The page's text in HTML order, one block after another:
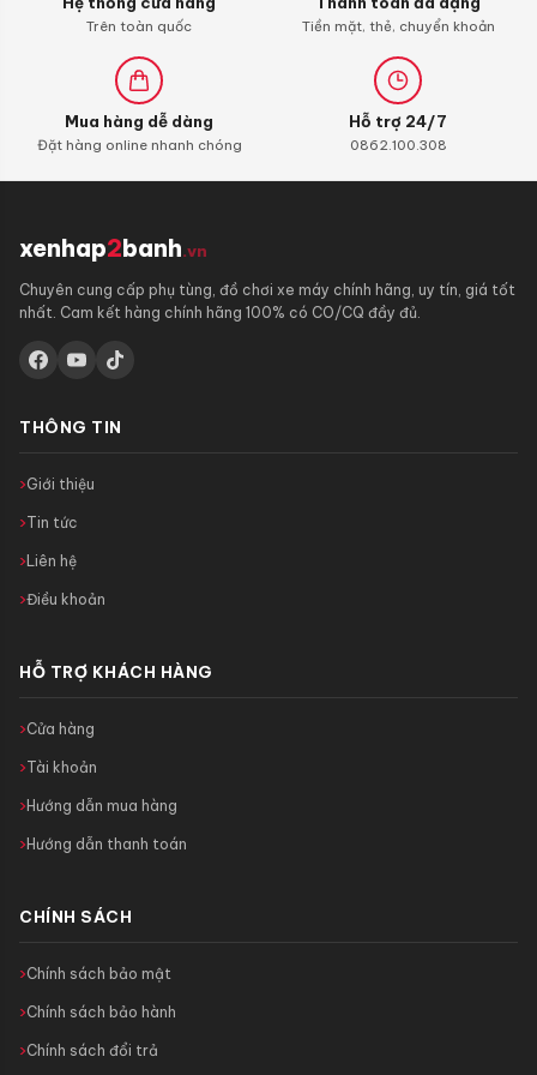
con)
Trên toàn quốc Tiền mặt, thẻ, chuyển khoản
Mua hàng dễ dàng
Đặt hàng online nhanh chóng
Hỗ trợ 24/7
0862.100.308
xenhap2banh.vn
Chuyên cung cấp phụ tùng, đồ chơi xe máy chính hãng, uy tín, giá tốt
nhất. Cam kết hàng chính hãng 100% có CO/CQ đầy đủ.
THÔNG TIN
Giới thiệu
Tin tức
Liên hệ
Điều khoản
HỖ TRỢ KHÁCH HÀNG
Cửa hàng
Tài khoản
Hướng dẫn mua hàng
Hướng dẫn thanh toán
CHÍNH SÁCH
Chính sách bảo mật
Chính sách bảo hành
Chính sách đổi trả